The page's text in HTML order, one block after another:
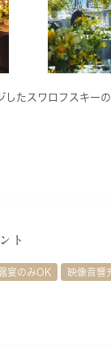
したスワロフスキー
ト
宴のみOK 映像音響